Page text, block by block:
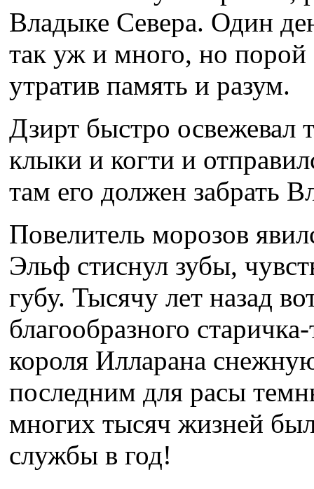
Владыке Севера. Один
так уж и много, но
утратив память и разум.
Дзирт быстро освежевал
клыки и когти и
там его должен забрать
Повелитель морозов
Эльф стиснул зубы,
губу. Тысячу лет назад
благообразного
короля Илларана
последним для расы
многих тысяч жизней
службы в год!